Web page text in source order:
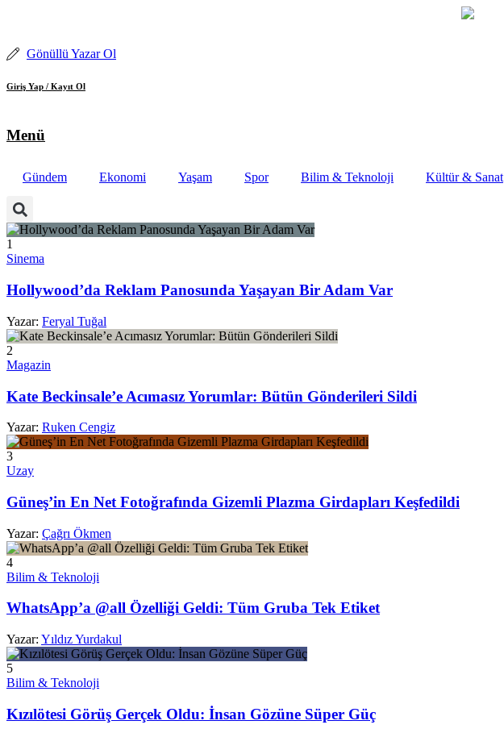
Gönüllü Yazar Ol
Giriş Yap / Kayıt Ol
Menü
Gündem Ekonomi Yaşam Spor Bilim & Teknoloji Kültür & Sanat
1
Sinema
Hollywood’da Reklam Panosunda Yaşayan Bir Adam Var
Yazar: Feryal Tuğal
2
Magazin
Kate Beckinsale’e Acımasız Yorumlar: Bütün Gönderileri Sildi
Yazar: Ruken Cengiz
3
Uzay
Güneş’in En Net Fotoğrafında Gizemli Plazma Girdapları Keşfedildi
Yazar: Çağrı Ökmen
4
Bilim & Teknoloji
WhatsApp’a @all Özelliği Geldi: Tüm Gruba Tek Etiket
Yazar: Yıldız Yurdakul
5
Bilim & Teknoloji
Kızılötesi Görüş Gerçek Oldu: İnsan Gözüne Süper Güç